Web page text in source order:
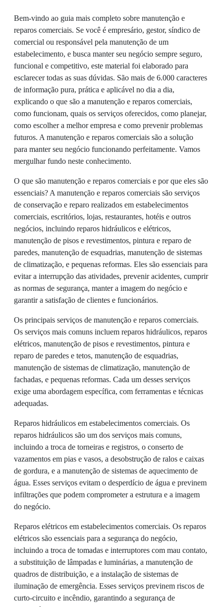
Bem-vindo ao guia mais completo sobre manutenção e
reparos comerciais. Se você é empresário, gestor, síndico de
comercial ou responsável pela manutenção de um
estabelecimento, e busca manter seu negócio sempre seguro,
funcional e competitivo, este material foi elaborado para
esclarecer todas as suas dúvidas. São mais de 6.000 caracteres
de informação pura, prática e aplicável no dia a dia,
explicando o que são a manutenção e reparos comerciais,
como funcionam, quais os serviços oferecidos, como planejar,
como escolher a melhor empresa e como prevenir problemas
futuros. A manutenção e reparos comerciais são a solução
para manter seu negócio funcionando perfeitamente. Vamos
mergulhar fundo neste conhecimento.
O que são manutenção e reparos comerciais e por que eles são
essenciais? A manutenção e reparos comerciais são serviços
de conservação e reparo realizados em estabelecimentos
comerciais, escritórios, lojas, restaurantes, hotéis e outros
negócios, incluindo reparos hidráulicos e elétricos,
manutenção de pisos e revestimentos, pintura e reparo de
paredes, manutenção de esquadrias, manutenção de sistemas
de climatização, e pequenas reformas. Eles são essenciais para
evitar a interrupção das atividades, prevenir acidentes, cumprir
as normas de segurança, manter a imagem do negócio e
garantir a satisfação de clientes e funcionários.
Os principais serviços de manutenção e reparos comerciais.
Os serviços mais comuns incluem reparos hidráulicos, reparos
elétricos, manutenção de pisos e revestimentos, pintura e
reparo de paredes e tetos, manutenção de esquadrias,
manutenção de sistemas de climatização, manutenção de
fachadas, e pequenas reformas. Cada um desses serviços
exige uma abordagem específica, com ferramentas e técnicas
adequadas.
Reparos hidráulicos em estabelecimentos comerciais. Os
reparos hidráulicos são um dos serviços mais comuns,
incluindo a troca de torneiras e registros, o conserto de
vazamentos em pias e vasos, a desobstrução de ralos e caixas
de gordura, e a manutenção de sistemas de aquecimento de
água. Esses serviços evitam o desperdício de água e previnem
infiltrações que podem comprometer a estrutura e a imagem
do negócio.
Reparos elétricos em estabelecimentos comerciais. Os reparos
elétricos são essenciais para a segurança do negócio,
incluindo a troca de tomadas e interruptores com mau contato,
a substituição de lâmpadas e luminárias, a manutenção de
quadros de distribuição, e a instalação de sistemas de
iluminação de emergência. Esses serviços previnem riscos de
curto-circuito e incêndio, garantindo a segurança de